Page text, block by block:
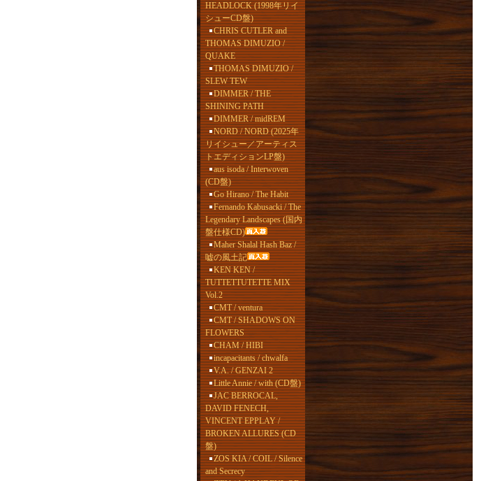
HEADLOCK (1998年リイ
シューCD盤)
CHRIS CUTLER and
THOMAS DIMUZIO /
QUAKE
THOMAS DIMUZIO /
SLEW TEW
DIMMER / THE
SHINING PATH
DIMMER / midREM
NORD / NORD (2025年
リイシュー／アーティス
トエディションLP盤)
aus isoda / Interwoven
(CD盤)
Go Hirano / The Habit
Fernando Kabusacki / The
Legendary Landscapes (国内
盤仕様CD)
Maher Shalal Hash Baz /
嘘の風土記
KEN KEN /
TUTTETTUTETTE MIX
Vol.2
CMT / ventura
CMT / SHADOWS ON
FLOWERS
CHAM / HIBI
incapacitants / chwalfa
V.A. / GENZAI 2
Little Annie / with (CD盤)
JAC BERROCAL,
DAVID FENECH,
VINCENT EPPLAY /
BROKEN ALLURES (CD
盤)
ZOS KIA / COIL / Silence
and Secrecy